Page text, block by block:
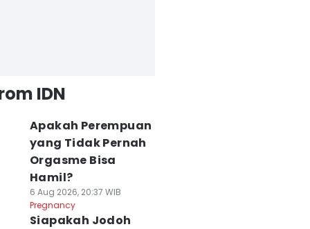
IDN
Apakah Perempuan
yang Tidak Pernah
Orgasme Bisa
Hamil?
6 Aug 2026, 20:37 WIB
Pregnancy
Siapakah Jodoh